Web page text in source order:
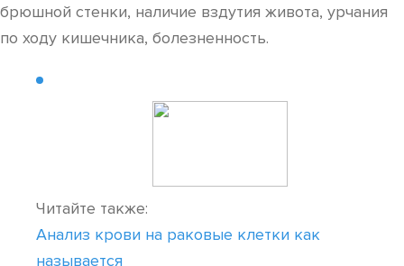
брюшной стенки, наличие вздутия живота, урчания
по ходу кишечника, болезненность.
Читайте также:
Анализ крови на раковые клетки как
называется